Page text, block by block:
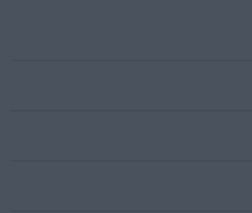
زيادة الضغط